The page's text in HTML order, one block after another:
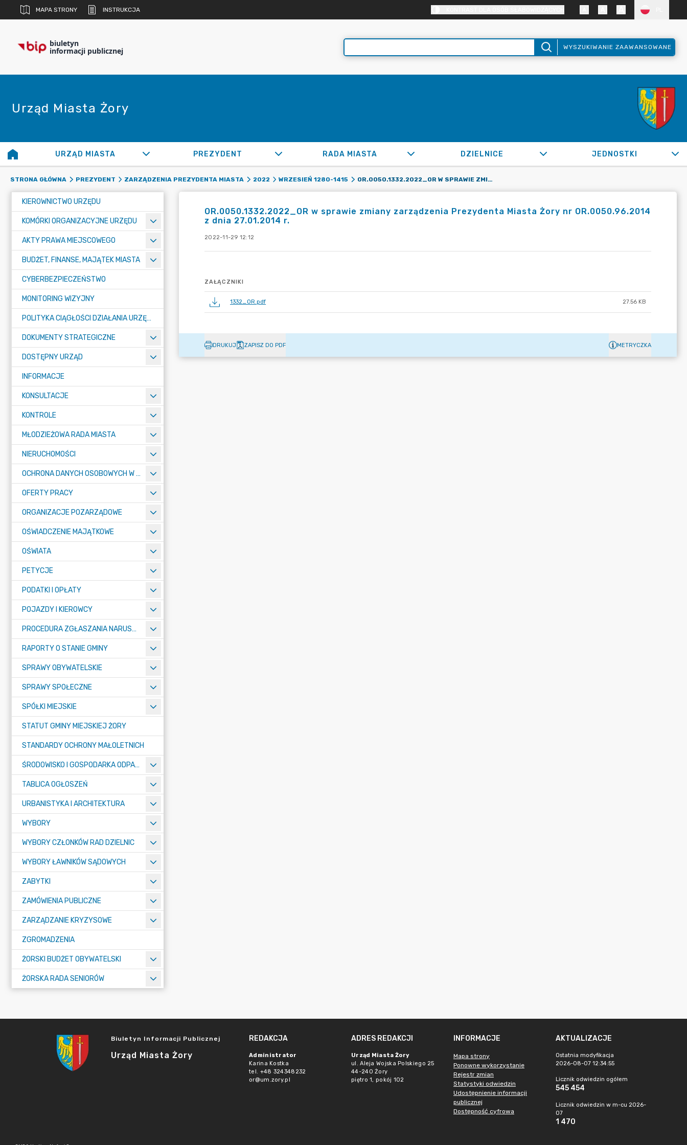
MAPA STRONY INSTRUKCJA
biuletyn
informacji publicznej WYSZUKIWANIE ZAAWANSOWANE
Urząd Miasta Żory
URZĄD MIASTA PREZYDENT RADA MIASTA DZIELNICE JEDNOSTKI
STRONA GŁÓWNA PREZYDENT ZARZĄDZENIA PREZYDENTA MIASTA 2022 WRZESIEŃ 1280-1415 OR.0050.1332.2022_OR W SPRAWIE ZMIANY ZARZĄDZENIA PREZYDENTA MIASTA ŻORY NR OR.0050.96.2014 Z DNIA 27.01.2014 R.
KIEROWNICTWO URZĘDU
KOMÓRKI ORGANIZACYJNE URZĘDU
AKTY PRAWA MIEJSCOWEGO
BUDŻET, FINANSE, MAJĄTEK MIASTA
CYBERBEZPIECZEŃSTWO
MONITORING WIZYJNY
POLITYKA CIĄGŁOŚCI DZIAŁANIA URZĘDU MIASTA ŻORY
DOKUMENTY STRATEGICZNE
DOSTĘPNY URZĄD
INFORMACJE
KONSULTACJE
KONTROLE
MŁODZIEŻOWA RADA MIASTA
NIERUCHOMOŚCI
OCHRONA DANYCH OSOBOWYCH W URZĘDZIE MIASTA ŻORY - RODO
OFERTY PRACY
ORGANIZACJE POZARZĄDOWE
OŚWIADCZENIE MAJĄTKOWE
OŚWIATA
PETYCJE
PODATKI I OPŁATY
POJAZDY I KIEROWCY
PROCEDURA ZGŁASZANIA NARUSZEŃ PRAWA
RAPORTY O STANIE GMINY
SPRAWY OBYWATELSKIE
SPRAWY SPOŁECZNE
SPÓŁKI MIEJSKIE
STATUT GMINY MIEJSKIEJ ŻORY
STANDARDY OCHRONY MAŁOLETNICH
ŚRODOWISKO I GOSPODARKA ODPADAMI
TABLICA OGŁOSZEŃ
URBANISTYKA I ARCHITEKTURA
WYBORY
WYBORY CZŁONKÓW RAD DZIELNIC
WYBORY ŁAWNIKÓW SĄDOWYCH
ZABYTKI
ZAMÓWIENIA PUBLICZNE
ZARZĄDZANIE KRYZYSOWE
ZGROMADZENIA
ŻORSKI BUDŻET OBYWATELSKI
ŻORSKA RADA SENIORÓW
OR.0050.1332.2022_OR w sprawie zmiany zarządzenia Prezydenta Miasta Żory nr OR.0050.96.2014
z dnia 27.01.2014 r.
2022-11-29 12:12
ZAŁĄCZNIKI
1332_OR.pdf 27.56 KB
DRUKUJ ZAPISZ DO PDF METRYCZKA
Biuletyn Informacji Publicznej
Urząd Miasta Żory
REDAKCJA
Administrator
Karina Kostka
tel. +48 324348232
or@um.zory.pl
ADRES REDAKCJI
Urząd Miasta Żory
ul. Aleja Wojska Polskiego 25
44-240 Żory
piętro 1, pokój 102
INFORMACJE
Mapa strony
Ponowne wykorzystanie
Rejestr zmian
Statystyki odwiedzin
Udostępnienie informacji
publicznej
Dostępność cyfrowa
AKTUALIZACJE
Ostatnia modyfikacja
2026-08-07 12:34:55
Licznik odwiedzin ogółem
545 454
Licznik odwiedzin w m-cu 2026-
07
1 470